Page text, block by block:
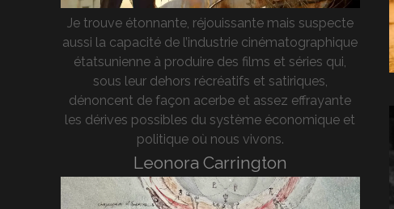
Je trouve étonnante, réjouissante mais suspecte
aussi la capacité de l’industrie cinématographique
étatsunienne à produire des films et séries qui,
sous leur dehors récréatifs et satiriques,
dénoncent de façon acerbe et assez effrayante
les dérives possibles du système économique et
politique où nous vivons.
Leonora Carrington